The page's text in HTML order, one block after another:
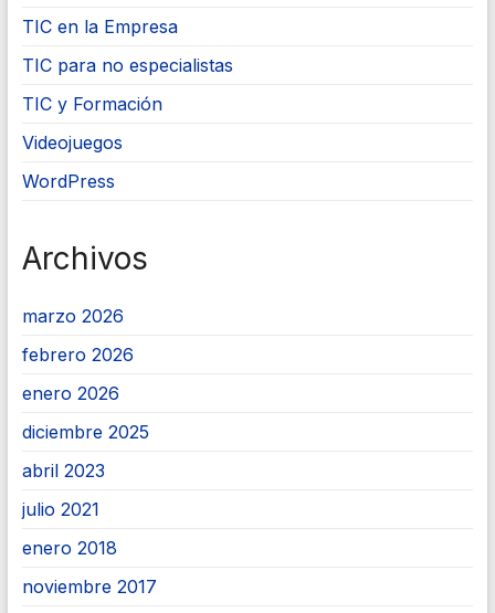
TIC en la Empresa
TIC para no especialistas
TIC y Formación
Videojuegos
WordPress
Archivos
marzo 2026
febrero 2026
enero 2026
diciembre 2025
abril 2023
julio 2021
enero 2018
noviembre 2017